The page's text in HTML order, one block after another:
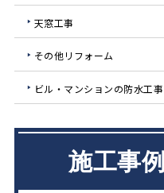
天窓工事
その他リフォーム
ビル・マンションの防水工事
施工事例